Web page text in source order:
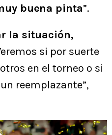
buena pinta”.
la situación,
si por suerte
en el torneo o si
reemplazante”,